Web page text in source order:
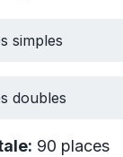
simples
doubles
90 places